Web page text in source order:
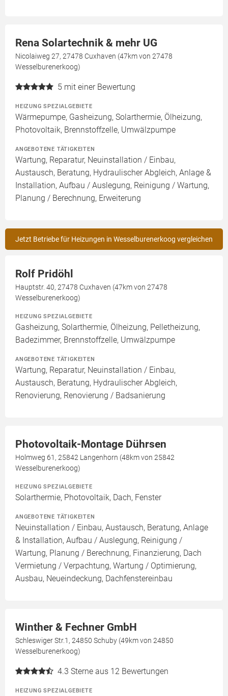
Rena Solartechnik & mehr UG
Nicolaiweg 27, 27478 Cuxhaven (47km von 27478
Wesselburenerkoog)
5 mit einer Bewertung
HEIZUNG SPEZIALGEBIETE
Wärmepumpe, Gasheizung, Solarthermie, Ölheizung,
Photovoltaik, Brennstoffzelle, Umwälzpumpe
ANGEBOTENE TÄTIGKEITEN
Wartung, Reparatur, Neuinstallation / Einbau,
Austausch, Beratung, Hydraulischer Abgleich, Anlage &
Installation, Aufbau / Auslegung, Reinigung / Wartung,
Planung / Berechnung, Erweiterung
Jetzt Betriebe für Heizungen in Wesselburenerkoog vergleichen
Rolf Pridöhl
Hauptstr. 40, 27478 Cuxhaven (47km von 27478
Wesselburenerkoog)
HEIZUNG SPEZIALGEBIETE
Gasheizung, Solarthermie, Ölheizung, Pelletheizung,
Badezimmer, Brennstoffzelle, Umwälzpumpe
ANGEBOTENE TÄTIGKEITEN
Wartung, Reparatur, Neuinstallation / Einbau,
Austausch, Beratung, Hydraulischer Abgleich,
Renovierung, Renovierung / Badsanierung
Photovoltaik-Montage Dührsen
Holmweg 61, 25842 Langenhorn (48km von 25842
Wesselburenerkoog)
HEIZUNG SPEZIALGEBIETE
Solarthermie, Photovoltaik, Dach, Fenster
ANGEBOTENE TÄTIGKEITEN
Neuinstallation / Einbau, Austausch, Beratung, Anlage
& Installation, Aufbau / Auslegung, Reinigung /
Wartung, Planung / Berechnung, Finanzierung, Dach
Vermietung / Verpachtung, Wartung / Optimierung,
Ausbau, Neueindeckung, Dachfenstereinbau
Winther & Fechner GmbH
Schleswiger Str.1, 24850 Schuby (49km von 24850
Wesselburenerkoog)
4.3 Sterne aus 12 Bewertungen
HEIZUNG SPEZIALGEBIETE